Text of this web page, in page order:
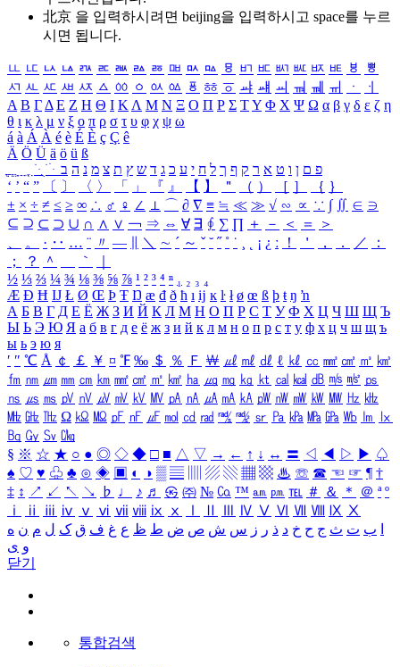
北京 을 입력하시려면 beijing을 입력하시고 space를 누르
시면 됩니다.
ㅥ ㅦ ㅧ ㅨ ㅩ ㅪ ㅫ ㅬ ㅭ ㅮ ㅯ ㅰ ㅱ ㅲ ㅳ ㅴ ㅵ ㅶ ㅷ ㅸ
ㅹ
ㅺ ㅻ ㅼ ㅽ ㅾ ㅿ ㆀ ㆁ ㆂ ㆃ ㆄ ㆅ ㆆ ㆇ ㆈ ㆉ ㆊ ㆋ ㆌ ㆍ
ㆎ
Α Β ΓΔ Ε Ζ Η Θ Ι ΚΛ Μ Ν Ξ Ο Π Ρ Σ ΤΥ Φ Χ Ψ Ω α β γ δ ε ζ η
θ ι κ λ μ ν ξ ο π ρ σ τ υ φ χ ψ ω
á à Á À é è É È ç Ç ê
Ä Ö Ü ä ö ü ß
ִֶֹ ֻּ ׁׂ פ ם ן ו ט א ר ק ף ך ל ח י ע כ ג ד ש ץ ת צ מ נ ה ב
‘ ’ “ ” 〔 〕 〈 〉 「 」 『 』 【 】 ＂ （ ） ［ ］ ｛ ｝
± × ÷ ≠ ≤ ≥ ∞ ∴ ♂ ♀ ∠ ⊥ ⌒ ∂ ∇ ≡ ≒ ≪ ≫ √ ∽ ∝ ∵ ∫ ∬ ∈ ∋
⊆ ⊇ ⊂ ⊃ ∪ ∩ ∧ ∨ ￢ ⇒ ⇔ ∀ ∃ ∮ ∑ ∏ ＋ － ＜ ＝
＞
、
。 · ‥ … ¨ 〃 ― ＼ ∼ ´ ～ ˇ ˘ ˝ ˚ ˙ ¸ ¡ ¿ ː ！ ＇ ， ． ／
：
；
？ ＾ ｀
½ ⅓ ⅔ ¼ ¾ ⅛ ⅜ ⅝ ⅞ ¹ ² ³ ⁴ ⁿ ₁ ₂ ₃ ₄
Æ Ð Ħ Ĳ Ł Ø Œ Þ Ŧ Ŋ æ đ ð ħ ı ĳ ĸ ŀ ł ø œ ß þ ŧ ŋ ŉ
А Б В Г Д Е Ё Ж З И Й К Л М Н О П Р С Т У Ф Х Ц Ч Ш Щ Ъ
Ы Ь Э Ю Я а б в г д е ё ж з и й к л м н о п р с т у ф х ц ч ш щ ъ
ы ь э ю я
′ ″ ℃ Å ￠ ￡ ￥ ¤ ℉ ‰ ＄ ％ Ｆ ￦ ㎕ ㎖ ㎗ ℓ ㎘ ㏄ ㎣ ㎤ ㎥ ㎦
㎙ ㎚ ㎛ ㎜ ㎝ ㎞ ㎟ ㎠ ㎡ ㎢ ㏊ ㎍ ㎎ ㎏ ㏏ ㎈ ㎉ ㏈ ㎧ ㎨ ㎰
㎱ ㎲ ㎳ ㎴ ㎵ ㎶ ㎷ ㎸ ㎹ ㎀ ㎁ ㎂ ㎃ ㎄ ㎺ ㎻ ㎽ ㎾ ㎿ ㎐ ㎑
㎒ ㎓ ㎔ Ω ㏀ ㏁ ㎊ ㎋ ㎌ ㏖ ㏅ ㎭ ㎮ ㎯ ㏛ ㎩ ㎪ ㎫ ㎬ ㏝ ㏐
㏓
㏃ ㏉ ㏜ ㏆
§ ※ ☆ ★ ○ ● ◎ ◇ ◆ □ ■ △ ▽ → ← ↑ ↓ ↔ 〓 ◁ ◀ ▷ ▶ ♤
♠ ♡ ♥ ♧ ♣ ⊙ ◈ ▣ ◐ ◑ ▒ ▤ ▨ ▧ ▦ ▩ ♨ ☏ ☎ ☜ ☞ ¶ †
‡ ↕ ↗ ↙ ↖ ↘ ♭ ♩ ♪ ♬ ㉿ ㈜ № ㏇ ™ ㏂ ㏘ ℡ ＃ ＆ ＊ ＠ ª º
ⅰ
ⅱ ⅲ ⅳ ⅴ ⅵ ⅶ ⅷ ⅸ ⅹ Ⅳ Ⅴ Ⅵ Ⅶ Ⅷ Ⅸ Ⅹ
ب ت ث ج ح خ د ذ ر ز س ش ص ض ط ظ ع غ ف ق ک ل م ن ه
و ی
닫기
통합검색